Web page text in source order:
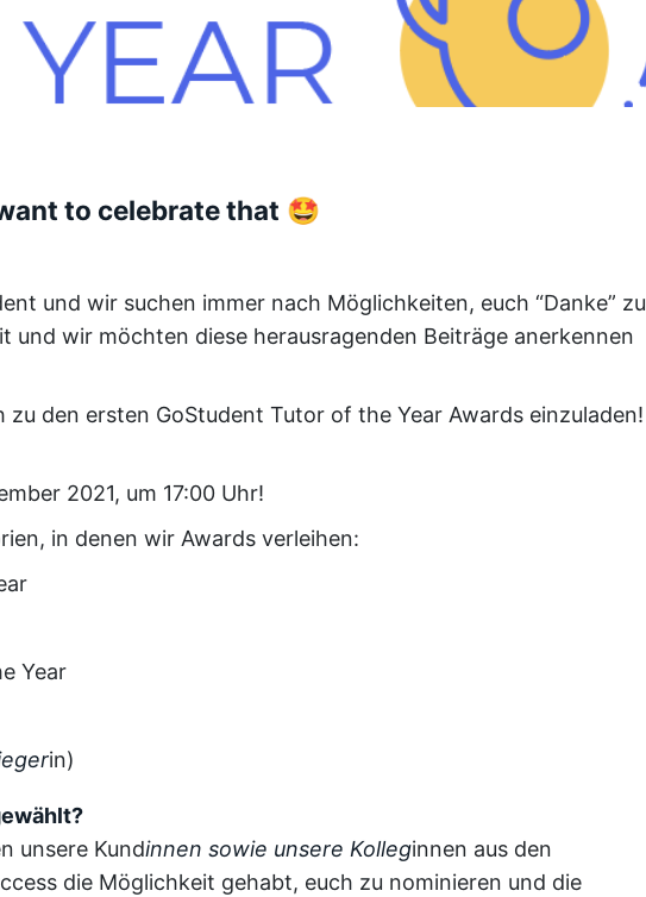
to celebrate that 🤩
und wir suchen immer nach Möglichkeiten, euch “Danke” zu
und wir möchten diese herausragenden Beiträge anerkennen
zu den ersten GoStudent Tutor of the Year Awards einzuladen!
2021, um 17:00 Uhr!
in denen wir Awards verleihen:
Year
in)
unsere Kundinnen sowie unsere Kolleginnen aus den
die Möglichkeit gehabt, euch zu nominieren und die